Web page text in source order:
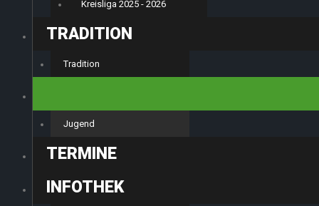
Kreisliga 2025 - 2026
TRADITION
Tradition
Jugend
TERMINE
INFOTHEK